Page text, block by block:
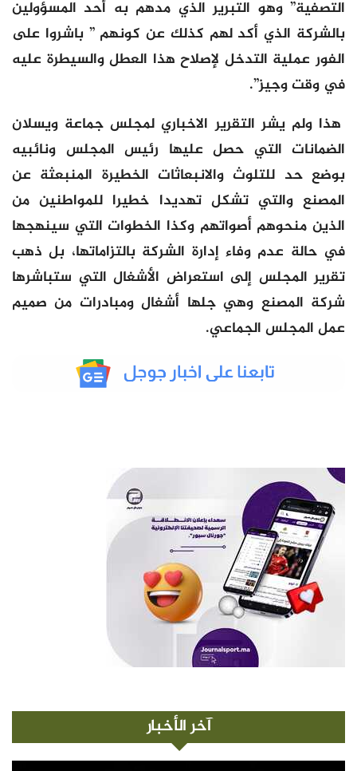
التصفية” وهو التبرير الذي مدهم به أحد المسؤولين
بالشركة الذي أكد لهم كذلك عن كونهم ” باشروا على
الفور عملية التدخل لإصلاح هذا العطل والسيطرة عليه
في وقت وجيز”.
هذا ولم يشر التقرير الاخباري لمجلس جماعة ويسلان
الضمانات التي حصل عليها رئيس المجلس ونائبيه
بوضع حد للتلوث والانبعاثات الخطيرة المنبعثة عن
المصنع والتي تشكل تهديدا خطيرا للمواطنين من
الذين منحوهم أصواتهم وكذا الخطوات التي سينهجها
في حالة عدم وفاء إدارة الشركة بالتزاماتها، بل ذهب
تقرير المجلس إلى استعراض الأشغال التي ستباشرها
شركة المصنع وهي جلها أشغال ومبادرات من صميم
عمل المجلس الجماعي.
آخر الأخبار